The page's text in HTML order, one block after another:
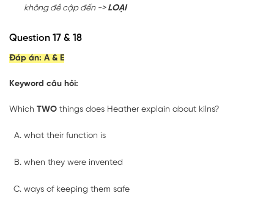
không đề cập đến -> LOẠI
Question 17 & 18
Đáp án: A & E
Keyword câu hỏi:
Which TWO things does Heather explain about kilns?
what their function is
when they were invented
ways of keeping them safe